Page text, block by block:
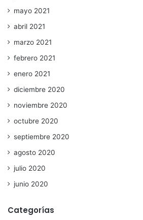
mayo 2021
abril 2021
marzo 2021
febrero 2021
enero 2021
diciembre 2020
noviembre 2020
octubre 2020
septiembre 2020
agosto 2020
julio 2020
junio 2020
Categorías